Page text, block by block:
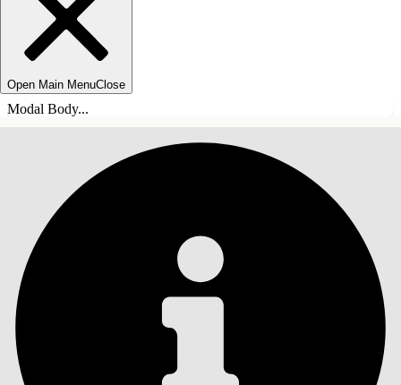
Open Main MenuClose
Modal Body...
SOMMARIO